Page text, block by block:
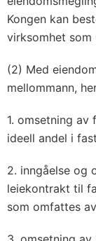
Kongen kan
virksomhet som
(2) Med
mellommann,
1. omsetning av
ideell andel i
2. inngåelse og
leiekontrakt til
som omfattes